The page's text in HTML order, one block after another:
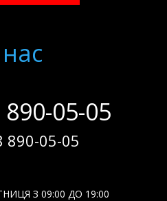
05-05
890-05-05
З 09:00 ДО 19:00